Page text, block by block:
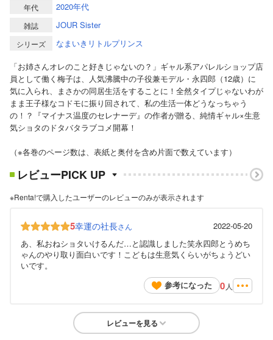
年代 2020年代
雑誌 JOUR Sister
シリーズ
なまいきリトルプリンス
「お姉さんオレのこと好きじゃないの？」ギャル系アパレルショップ店
員として働く梅子は、人気沸騰中の子役兼モデル・永四郎（12歳）に
気に入られ、まさかの同居生活をすることに！全然タイプじゃないわが
まま王子様なコドモに振り回されて、私の生活一体どうなっちゃう
の！？『マイナス温度のセレナーデ』の作者が贈る、純情ギャル×生意
気ショタのドタバタラブコメ開幕！
（※各巻のページ数は、表紙と奥付を含め片面で数えています）
レビューPICK UP
※Renta!で購入したユーザーのレビューのみが表示されます
5幸運の社長さん
2022-05-20
あ、私おねショタいけるんだ…と認識しました笑永四郎とうめち
ゃんのやり取り面白いです！こどもは生意気くらいがちょうどい
いです。
参考になった
0 人
レビューを見る